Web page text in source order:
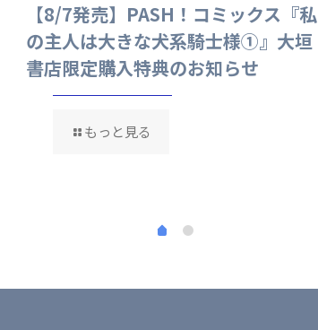
【8/7発売】PASH！コミックス『私
の主人は大きな犬系騎士様①』大垣
書店限定購入特典のお知らせ
もっと見る